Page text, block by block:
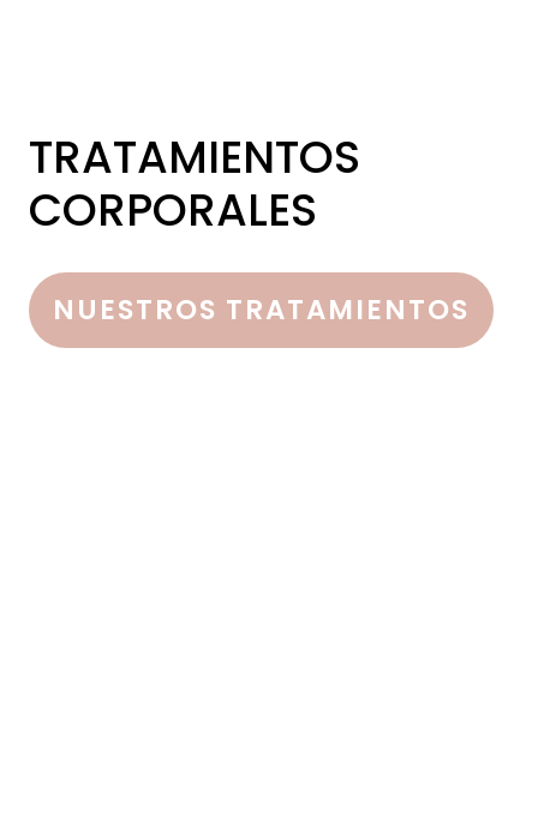
TRATAMIENTOS
CORPORALES
NUESTROS TRATAMIENTOS